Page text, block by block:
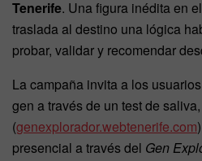
Tenerife. Una figura inédita en
traslada al destino una lógica
probar, validar y recomendar
La campaña invita a los
gen a través de un test de
(genexplorador.webtenerife.com
presencial a través del Gen